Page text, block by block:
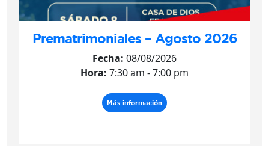
Prematrimoniales – Agosto 2026
Fecha: 08/08/2026
Hora: 7:30 am - 7:00 pm
Más información